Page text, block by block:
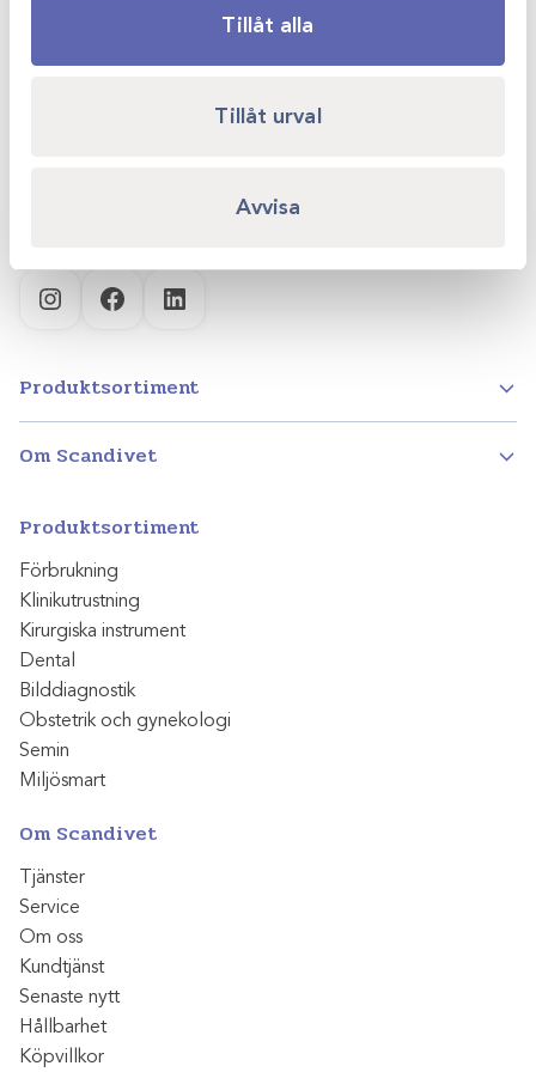
Tillåt alla
Tillåt urval
Avvisa
InstagramFacebookLinkedIn
Produktsortiment
Om Scandivet
Produktsortiment
Förbrukning
Klinikutrustning
Kirurgiska instrument
Dental
Bilddiagnostik
Obstetrik och gynekologi
Semin
Miljösmart
Om Scandivet
Tjänster
Service
Om oss
Kundtjänst
Senaste nytt
Hållbarhet
Köpvillkor